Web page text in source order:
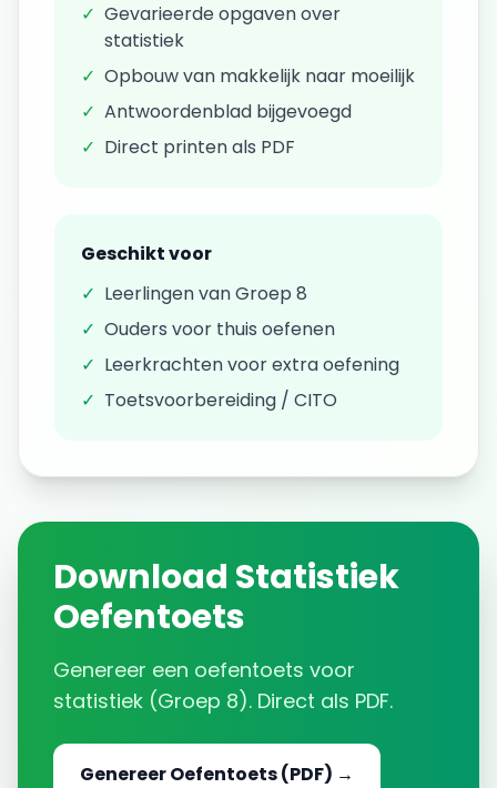
✓ Gevarieerde opgaven over
statistiek
✓ Opbouw van makkelijk naar moeilijk
✓ Antwoordenblad bijgevoegd
✓ Direct printen als PDF
Geschikt voor
✓ Leerlingen vanGroep 8
✓ Ouders voor thuis oefenen
✓ Leerkrachten voor extra oefening
✓ Toetsvoorbereiding / CITO
Download Statistiek
Oefentoets
Genereer een oefentoets voor
statistiek (Groep 8). Direct als PDF.
GenereerOefentoets(PDF) →